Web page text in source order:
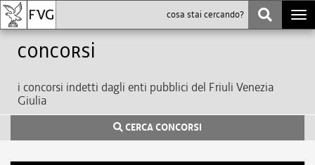
Concorsi
i concorsi indetti dagli enti pubblici del Friuli Venezia
Giulia
CERCA CONCORSI